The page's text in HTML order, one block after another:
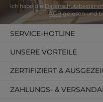
Ich habe die
AGBgelesen und
SERVICE-HOTLINE
ZAHLUNGS- &
ZERTIFIZIERT &
UNSERE VORTEILE